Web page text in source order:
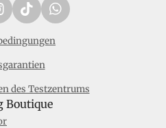
T
i
k
o
W
h
a
p
des Testzentrums
Boutique